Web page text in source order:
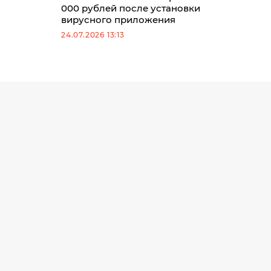
000 рублей после установки
вирусного приложения
24.07.2026 13:13